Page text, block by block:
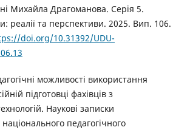
Михайла Драгоманова. Серія 5.
реалії та перспективи. 2025. Вип. 106.
doi.org/10.31392/UDU-
можливості використання
підготовці фахівців з
Наукові записки
педагогічного